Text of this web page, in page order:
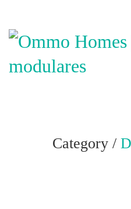
Category /